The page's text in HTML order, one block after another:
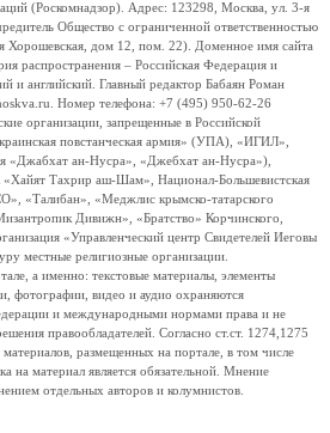
(Роскомнадзор). Адрес: 123298, Москва, ул. 3-я
Общество с ограниченной ответственностью
дом 12, пом. 22). Доменное имя сайта
распространения – Российская Федерация и
и английский. Главный редактор Бабаян Роман
Номер телефона: +7 (495) 950-62-26
организации, запрещенные в Российской
повстанческая армия» (УПА), «ИГИЛ»,
ан-Нусра», «Джебхат ан-Нусра»),
«Хайят Тахрир аш-Шам», Национал-Большевистская
«Талибан», «Меджлис крымско-татарского
Дивижн», «Братство» Корчинского,
«Управленческий центр Свидетелей Иеговы
местные религиозные организации.
а именно: текстовые материалы, элементы
фотографии, видео и аудио охраняются
и международными нормами права и не
правообладателей. Согласно ст.ст. 1274,1275
размещенных на портале, в том числе
на материал является обязательной. Мнение
отдельных авторов и колумнистов.